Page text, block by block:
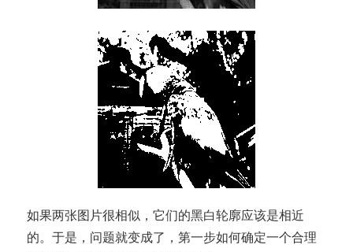
如果两张图片很相似，它们的黑白轮廓应该是相近
的。于是，问题就变成了，第一步如何确定一个合理